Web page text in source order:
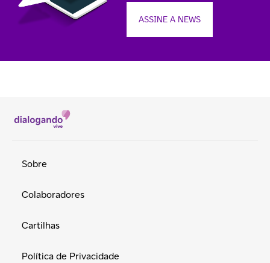
ASSINE A NEWS
Sobre
Colaboradores
Cartilhas
Política de Privacidade